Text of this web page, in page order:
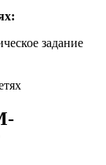
задание